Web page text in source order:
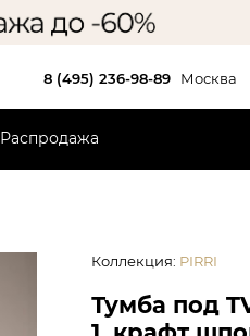
8 (495) 236-98-89 Москва
Распродажа
Коллекция: PIRRI
Тумба под